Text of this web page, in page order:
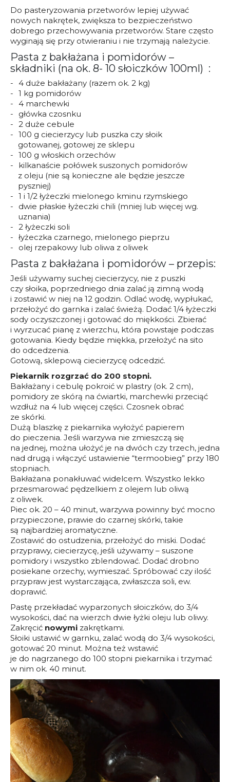
Do pasteryzowania przetworów lepiej używać
nowych nakrętek, zwiększa to bezpieczeństwo
dobrego przechowywania przetworów. Stare często
wyginają się przy otwieraniu i nie trzymają należycie.
Pasta z bakłażana i pomidorów –
składniki (na ok. 8- 10 słoiczków 100ml) :
4 duże bakłażany (razem ok. 2 kg)
1 kg pomidorów
4 marchewki
główka czosnku
2 duże cebule
100 g ciecierzycy lub puszka czy słoik
gotowanej, gotowej ze sklepu
100 g włoskich orzechów
kilkanaście połówek suszonych pomidorów
z oleju (nie są konieczne ale będzie jeszcze
pyszniej)
1 i 1/2 łyżeczki mielonego kminu rzymskiego
dwie płaskie łyżeczki chili (mniej lub więcej wg.
uznania)
2 łyżeczki soli
łyżeczka czarnego, mielonego pieprzu
olej rzepakowy lub oliwa z oliwek
Pasta z bakłażana i pomidorów – przepis:
Jeśli używamy suchej ciecierzycy, nie z puszki
czy słoika, poprzedniego dnia zalać ją zimną wodą
i zostawić w niej na 12 godzin. Odlać wodę, wypłukać,
przełożyć do garnka i zalać świeżą. Dodać 1/4 łyżeczki
sody oczyszczonej i gotować do miękkości. Zbierać
i wyrzucać pianę z wierzchu, która powstaje podczas
gotowania. Kiedy będzie miękka, przełożyć na sito
do odcedzenia.
Gotową, sklepową ciecierzycę odcedzić.
Piekarnik rozgrzać do 200 stopni.
Bakłażany i cebulę pokroić w plastry (ok. 2 cm),
pomidory ze skórą na ćwiartki, marchewki przeciąć
wzdłuż na 4 lub więcej części. Czosnek obrać
ze skórki.
Dużą blaszkę z piekarnika wyłożyć papierem
do pieczenia. Jeśli warzywa nie zmieszczą się
na jednej, można ułożyć je na dwóch czy trzech, jedna
nad drugą i włączyć ustawienie “termoobieg” przy 180
stopniach.
Bakłażana ponakłuwać widelcem. Wszystko lekko
przesmarować pędzelkiem z olejem lub oliwą
z oliwek.
Piec ok. 20 – 40 minut, warzywa powinny być mocno
przypieczone, prawie do czarnej skórki, takie
są najbardziej aromatyczne.
Zostawić do ostudzenia, przełożyć do miski. Dodać
przyprawy, ciecierzycę, jeśli używamy – suszone
pomidory i wszystko zblendować. Dodać drobno
posiekane orzechy, wymieszać. Spróbować czy ilość
przypraw jest wystarczająca, zwłaszcza soli, ew.
doprawić.
Pastę przekładać wyparzonych słoiczków, do 3/4
wysokości, dać na wierzch dwie łyżki oleju lub oliwy.
Zakręcić nowymi zakrętkami.
Słoiki ustawić w garnku, zalać wodą do 3/4 wysokości,
gotować 20 minut. Można też wstawić
je do nagrzanego do 100 stopni piekarnika i trzymać
w nim ok. 40 minut.